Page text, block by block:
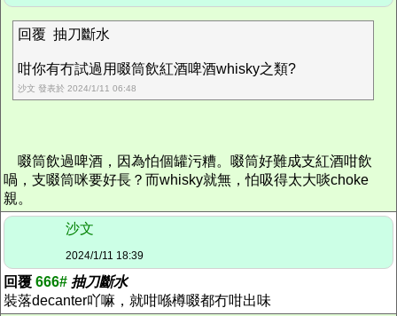
回覆 抽刀斷水
咁你有冇試過用啜筒飲紅酒啤酒whisky之類?
沙文 發表於 2024/1/11 06:48
啜筒飲過啤酒，因為怕個罐污糟。啜筒好難成支紅酒咁飲
喎，支啜筒咪要好長？而whisky就無，怕吸得太大啖choke
親。
沙文
2024/1/11 18:39
回覆 666# 抽刀斷水
裝落decanter吖嘛，就咁喺樽啜都冇咁出味